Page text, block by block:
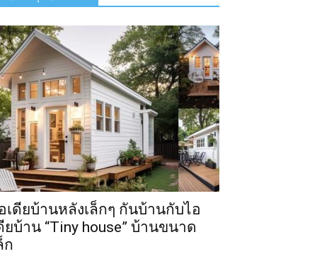
เดียบ้านหลังเล็กๆ กันบ้านกับไอ
ยบ้าน “Tiny house” บ้านขนาด
ก